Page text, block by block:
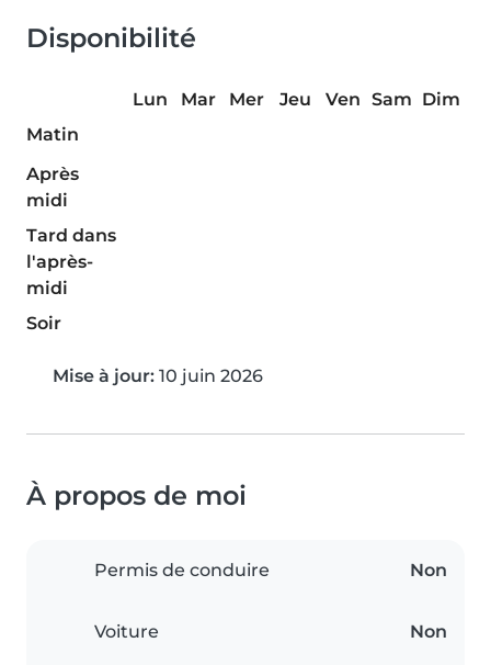
Disponibilité
Lun Mar Mer Jeu Ven Sam Dim
Matin
Après
midi
Tard dans
l'après-
midi
Soir
Mise à jour: 10 juin 2026
À propos de moi
Permis de conduire Non
Voiture Non